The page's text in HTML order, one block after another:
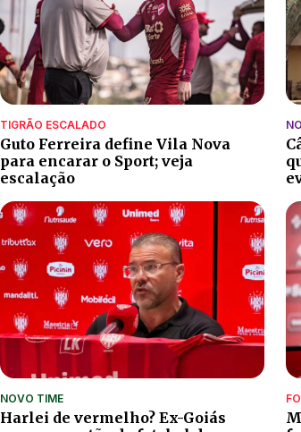
TIGRÃO ESCALADO
Guto Ferreira define Vila Nova
para encarar o Sport; veja
escalação
NOVO TIME
Harlei de vermelho? Ex-Goiás